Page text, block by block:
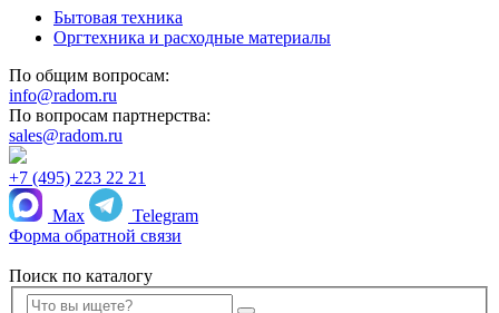
Бытовая техника
Оргтехника и расходные материалы
По общим вопросам:
info@radom.ru
По вопросам партнерства:
sales@radom.ru
+7 (495) 223 22 21
Max
Telegram
Форма обратной связи
Поиск по каталогу